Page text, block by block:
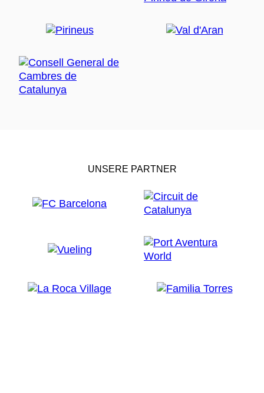
UNSERE PARTNER